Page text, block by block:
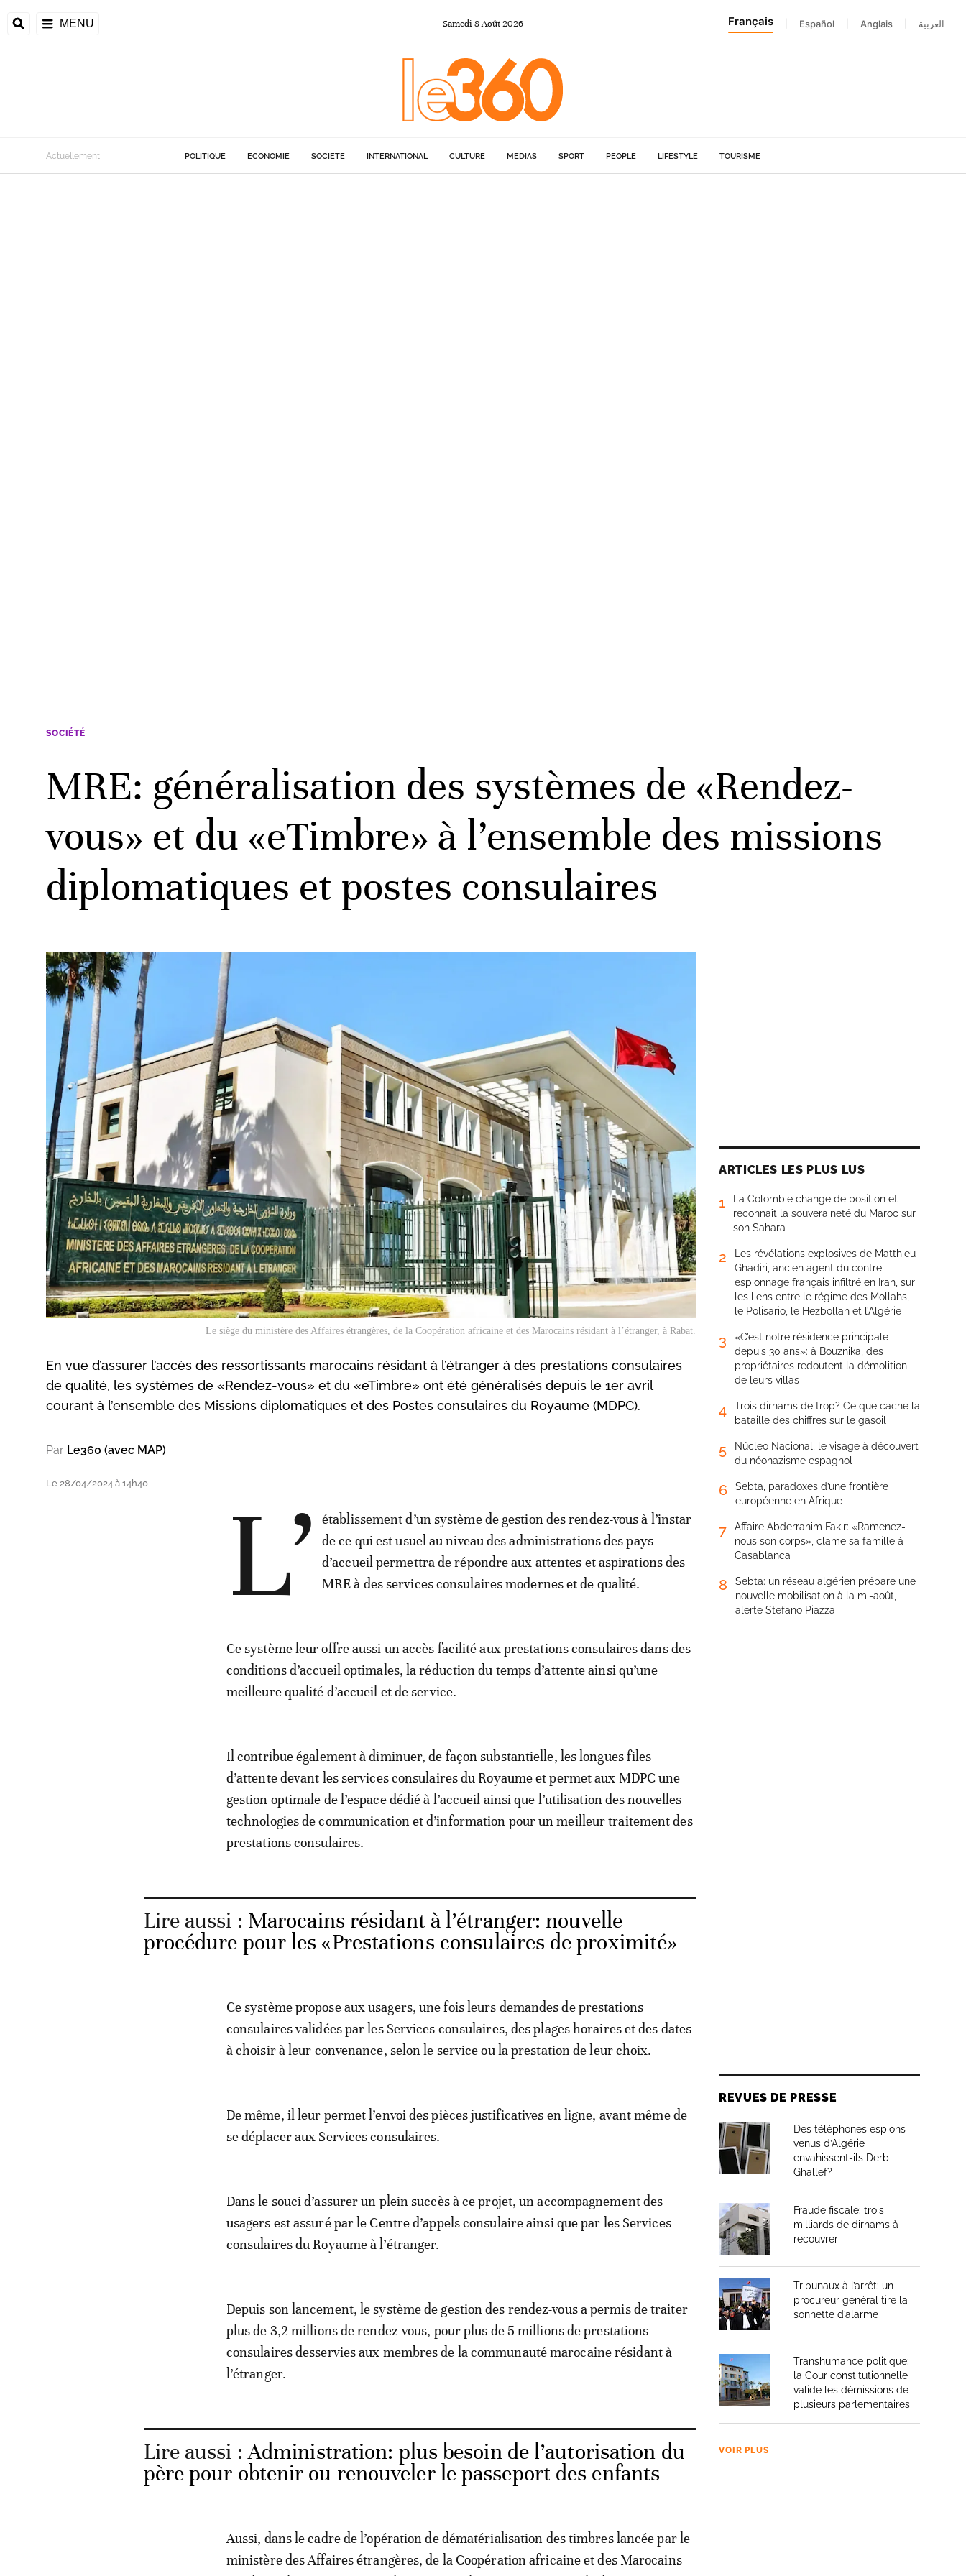
MENU Samedi 8Août2026 Français Español Anglais العربية
Actuellement POLITIQUE ECONOMIE SOCIÉTÉ INTERNATIONAL CULTURE MÉDIAS SPORT PEOPLE LIFESTYLE TOURISME
SOCIÉTÉ
MRE: généralisation des systèmes de «Rendez-
vous» et du «eTimbre» à l’ensemble des missions
diplomatiques et postes consulaires
Le siège du ministère des Affaires étrangères, de la Coopération africaine et des Marocains résidant à l’étranger, à Rabat.
En vue d’assurer l’accès des ressortissants marocains résidant à l’étranger à des prestations consulaires
de qualité, les systèmes de «Rendez-vous» et du «eTimbre» ont été généralisés depuis le 1er avril
courant à l’ensemble des Missions diplomatiques et des Postes consulaires du Royaume (MDPC).
Par Le360 (avec MAP)
Le 28/04/2024 à 14h40 L’
établissement d’un système de gestion des rendez-vous à l’instar
de ce qui est usuel au niveau des administrations des pays
d’accueil permettra de répondre aux attentes et aspirations des
MRE à des services consulaires modernes et de qualité.
Ce système leur offre aussi un accès facilité aux prestations consulaires dans des
conditions d’accueil optimales, la réduction du temps d’attente ainsi qu’une
meilleure qualité d’accueil et de service.
Il contribue également à diminuer, de façon substantielle, les longues files
d’attente devant les services consulaires du Royaume et permet aux MDPC une
gestion optimale de l’espace dédié à l’accueil ainsi que l’utilisation des nouvelles
technologies de communication et d’information pour un meilleur traitement des
prestations consulaires.
Lire aussi : Marocains résidant à l’étranger: nouvelle
procédure pour les «Prestations consulaires de proximité»
Ce système propose aux usagers, une fois leurs demandes de prestations
consulaires validées par les Services consulaires, des plages horaires et des dates
à choisir à leur convenance, selon le service ou la prestation de leur choix.
De même, il leur permet l’envoi des pièces justificatives en ligne, avant même de
se déplacer aux Services consulaires.
Dans le souci d’assurer un plein succès à ce projet, un accompagnement des
usagers est assuré par le Centre d’appels consulaire ainsi que par les Services
consulaires du Royaume à l’étranger.
Depuis son lancement, le système de gestion des rendez-vous a permis de traiter
plus de 3,2 millions de rendez-vous, pour plus de 5 millions de prestations
consulaires desservies aux membres de la communauté marocaine résidant à
l’étranger.
Lire aussi :Administration: plus besoin de l’autorisation du
père pour obtenir ou renouveler le passeport des enfants
Aussi, dans le cadre de l’opération de dématérialisation des timbres lancée par le
ministère des Affaires étrangères, de la Coopération africaine et des Marocains
ARTICLES LES PLUS LUS
1
La Colombie change de position et
reconnaît la souveraineté du Maroc sur
son Sahara
2
Les révélations explosives de Matthieu
Ghadiri, ancien agent du contre-
espionnage français infiltré en Iran, sur
les liens entre le régime des Mollahs,
le Polisario, le Hezbollah et l’Algérie
3
«C’est notre résidence principale
depuis 30 ans»: à Bouznika, des
propriétaires redoutent la démolition
de leurs villas
4
Trois dirhams de trop? Ce que cache la
bataille des chiffres sur le gasoil
5
Núcleo Nacional, le visage à découvert
du néonazisme espagnol
6
Sebta, paradoxes d’une frontière
européenne en Afrique
7
Affaire Abderrahim Fakir: «Ramenez-
nous son corps», clame sa famille à
Casablanca
8
Sebta: un réseau algérien prépare une
nouvelle mobilisation à la mi-août,
alerte Stefano Piazza
REVUES DE PRESSE
Des téléphones espions
venus d’Algérie
envahissent-ils Derb
Ghallef?
Fraude fiscale: trois
milliards de dirhams à
recouvrer
Tribunaux à l’arrêt: un
procureur général tire la
sonnette d’alarme
Transhumance politique:
la Cour constitutionnelle
valide les démissions de
plusieurs parlementaires
VOIR PLUS